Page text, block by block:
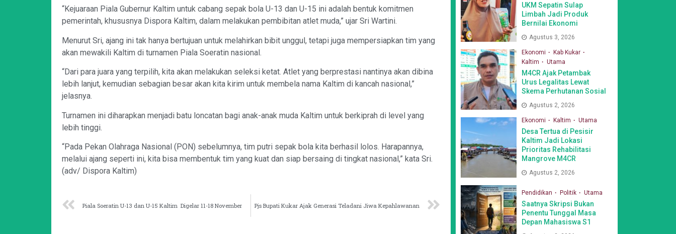
“Kejuaraan Piala Gubernur Kaltim untuk cabang sepak bola U-13 dan U-15 ini adalah bentuk komitmen
pemerintah, khususnya Dispora Kaltim, dalam melakukan pembibitan atlet muda,” ujar Sri Wartini.
Menurut Sri, ajang ini tak hanya bertujuan untuk melahirkan bibit unggul, tetapi juga mempersiapkan tim yang
akan mewakili Kaltim di turnamen Piala Soeratin nasional.
“Dari para juara yang terpilih, kita akan melakukan seleksi ketat. Atlet yang berprestasi nantinya akan dibina
lebih lanjut, kemudian sebagian besar akan kita kirim untuk membela nama Kaltim di kancah nasional,”
jelasnya.
Turnamen ini diharapkan menjadi batu loncatan bagi anak-anak muda Kaltim untuk berkiprah di level yang
lebih tinggi.
“Pada Pekan Olahraga Nasional (PON) sebelumnya, tim putri sepak bola kita berhasil lolos. Harapannya,
melalui ajang seperti ini, kita bisa membentuk tim yang kuat dan siap bersaing di tingkat nasional,” kata Sri.
(adv/ Dispora Kaltim)
Piala Soeratin U-13 dan U-15 Kaltim Digelar 11-18 November Pjs Bupati Kukar Ajak Generasi Teladani Jiwa Kepahlawanan
UKM Sepatin Sulap
Limbah Jadi Produk
Bernilai Ekonomi
Agustus 3, 2026
Ekonomi
Kab Kukar
Kaltim
Utama
M4CR Ajak Petambak
Urus Legalitas Lewat
Skema Perhutanan Sosial
Agustus 2, 2026
Ekonomi Kaltim Utama
Desa Tertua di Pesisir
Kaltim Jadi Lokasi
Prioritas Rehabilitasi
Mangrove M4CR
Agustus 2, 2026
Pendidikan Politik Utama
Saatnya Skripsi Bukan
Penentu Tunggal Masa
Depan Mahasiswa S1